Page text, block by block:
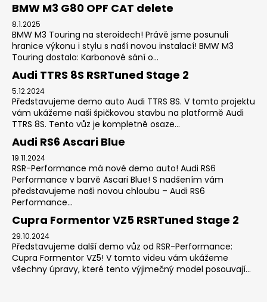
BMW M3 G80 OPF CAT delete
8.1.2025
BMW M3 Touring na steroidech! Právě jsme posunuli
hranice výkonu i stylu s naší novou instalací! BMW M3
Touring dostalo: Karbonové sání o...
Audi TTRS 8S RSRTuned Stage 2
5.12.2024
Představujeme demo auto Audi TTRS 8S. V tomto projektu
vám ukážeme naši špičkovou stavbu na platformě Audi
TTRS 8S. Tento vůz je kompletně osaze...
Audi RS6 Ascari Blue
19.11.2024
RSR-Performance má nové demo auto! Audi RS6
Performance v barvě Ascari Blue! S nadšením vám
představujeme naši novou chloubu – Audi RS6
Performance...
Cupra Formentor VZ5 RSRTuned Stage 2
29.10.2024
Představujeme další demo vůz od RSR-Performance:
Cupra Formentor VZ5! V tomto videu vám ukážeme
všechny úpravy, které tento výjimečný model posouvají...